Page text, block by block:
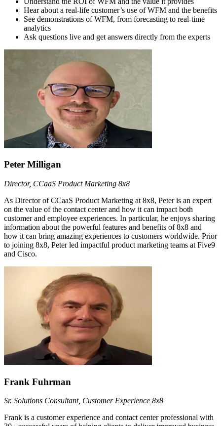
Hear about a real-life customer’s use of WFM and the benefits
See demonstrations of WFM, from forecasting to real-time
analytics
Ask questions live and get answers directly from the experts
Peter Milligan
Director, CCaaS Product Marketing 8x8
As Director of CCaaS Product Marketing at 8x8, Peter is an expert
on the value of the contact center and how it can impact both
customer and employee experiences. In particular, he enjoys sharing
information about the powerful features and benefits of 8x8 and
how it can bring amazing experiences to customers worldwide. Prior
to joining 8x8, Peter led impactful product marketing teams at Five9
and Cisco.
Frank Fuhrman
Sr. Solutions Consultant, Customer Experience 8x8
Frank is a customer experience and contact center professional with